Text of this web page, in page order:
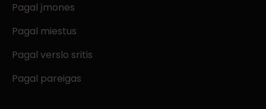
Pagal įmones
Pagal miestus
Pagal verslo sritis
Pagal pareigas